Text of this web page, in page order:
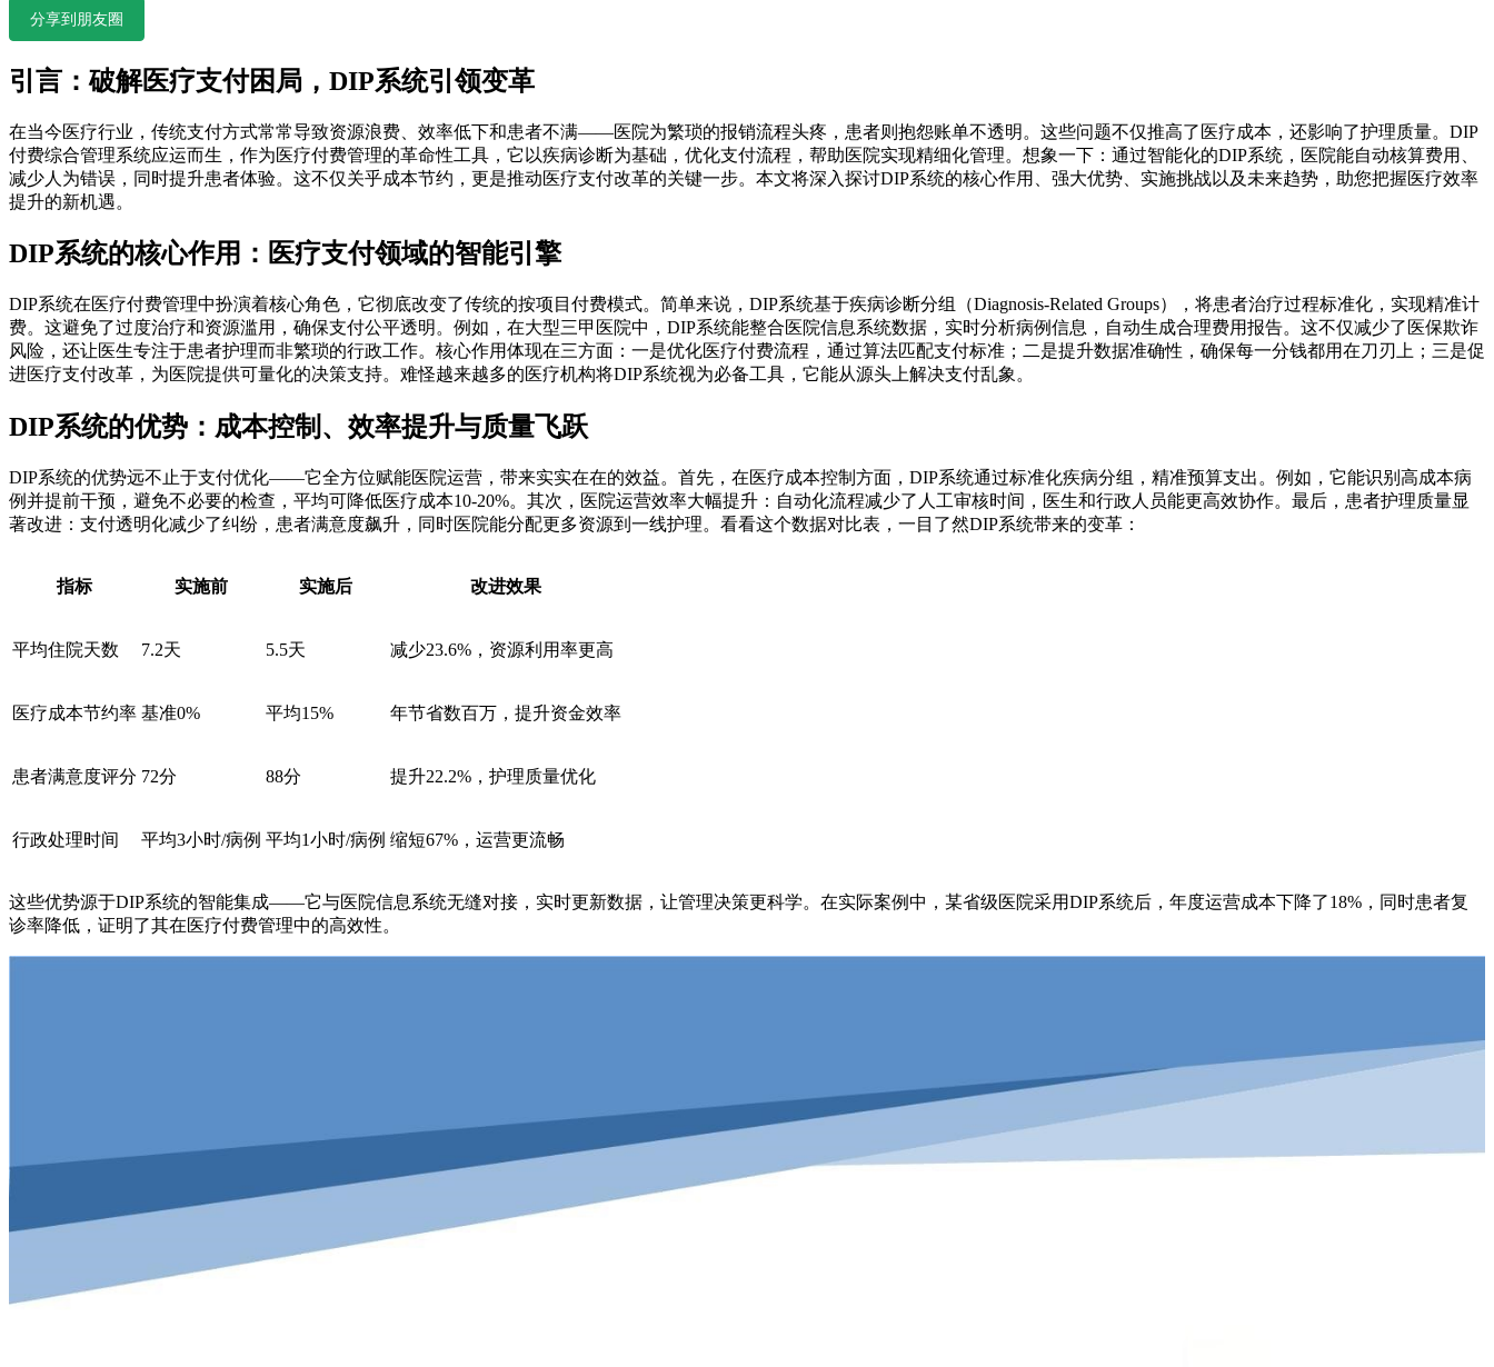
分享到朋友圈
引言：破解医疗支付困局，DIP系统引领变革
在当今医疗行业，传统支付方式常常导致资源浪费、效率低下和患者不满——医院为繁琐的报销流程头疼，患者则抱怨账单不透明。这些问题不仅推高了医疗成本，还影响了护理质量。DIP
付费综合管理系统应运而生，作为医疗付费管理的革命性工具，它以疾病诊断为基础，优化支付流程，帮助医院实现精细化管理。想象一下：通过智能化的DIP系统，医院能自动核算费用、
减少人为错误，同时提升患者体验。这不仅关乎成本节约，更是推动医疗支付改革的关键一步。本文将深入探讨DIP系统的核心作用、强大优势、实施挑战以及未来趋势，助您把握医疗效率
提升的新机遇。
DIP系统的核心作用：医疗支付领域的智能引擎
DIP系统在医疗付费管理中扮演着核心角色，它彻底改变了传统的按项目付费模式。简单来说，DIP系统基于疾病诊断分组（Diagnosis-Related Groups），将患者治疗过程标准化，实现精准计
费。这避免了过度治疗和资源滥用，确保支付公平透明。例如，在大型三甲医院中，DIP系统能整合医院信息系统数据，实时分析病例信息，自动生成合理费用报告。这不仅减少了医保欺诈
风险，还让医生专注于患者护理而非繁琐的行政工作。核心作用体现在三方面：一是优化医疗付费流程，通过算法匹配支付标准；二是提升数据准确性，确保每一分钱都用在刀刃上；三是促
进医疗支付改革，为医院提供可量化的决策支持。难怪越来越多的医疗机构将DIP系统视为必备工具，它能从源头上解决支付乱象。
DIP系统的优势：成本控制、效率提升与质量飞跃
DIP系统的优势远不止于支付优化——它全方位赋能医院运营，带来实实在在的效益。首先，在医疗成本控制方面，DIP系统通过标准化疾病分组，精准预算支出。例如，它能识别高成本病
例并提前干预，避免不必要的检查，平均可降低医疗成本10-20%。其次，医院运营效率大幅提升：自动化流程减少了人工审核时间，医生和行政人员能更高效协作。最后，患者护理质量显
著改进：支付透明化减少了纠纷，患者满意度飙升，同时医院能分配更多资源到一线护理。看看这个数据对比表，一目了然DIP系统带来的变革：
指标 实施前 实施后 改进效果
平均住院天数 7.2天 5.5天 减少23.6%，资源利用率更高
医疗成本节约率 基准0% 平均15% 年节省数百万，提升资金效率
患者满意度评分 72分 88分 提升22.2%，护理质量优化
行政处理时间 平均3小时/病例 平均1小时/病例 缩短67%，运营更流畅
这些优势源于DIP系统的智能集成——它与医院信息系统无缝对接，实时更新数据，让管理决策更科学。在实际案例中，某省级医院采用DIP系统后，年度运营成本下降了18%，同时患者复
诊率降低，证明了其在医疗付费管理中的高效性。